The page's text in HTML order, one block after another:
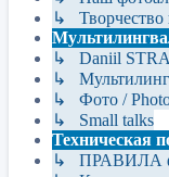
↳ Творчество
↳ Daniil
↳
↳ Фото /
↳ Small talks
Техническая
↳ ПРАВИЛА